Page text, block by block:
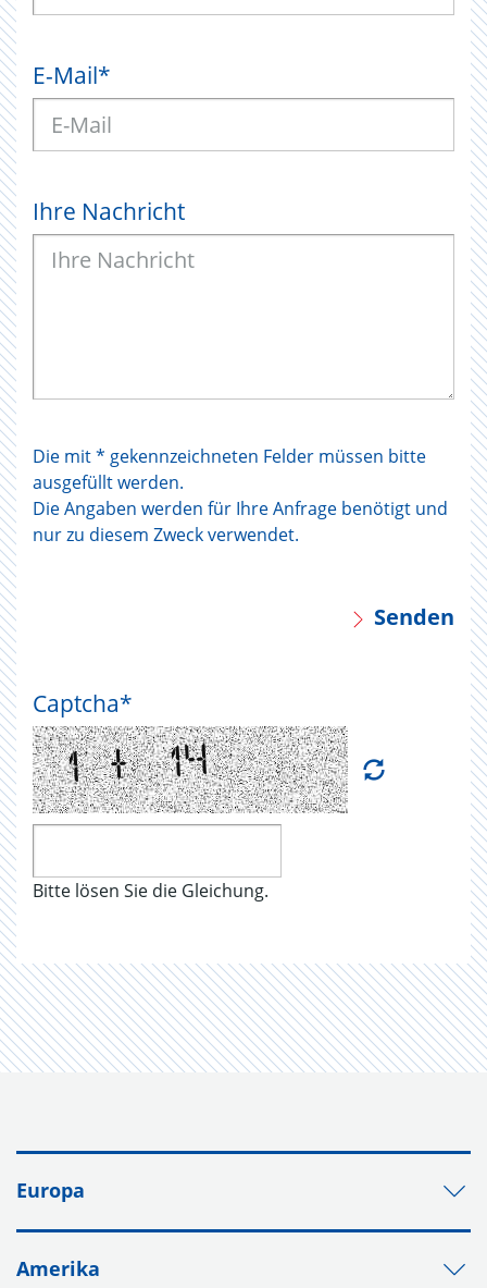
E-Mail*
Ihre Nachricht
Die mit * gekennzeichneten Felder müssen bitte
ausgefüllt werden.
Die Angaben werden für Ihre Anfrage benötigt und
nur zu diesem Zweck verwendet.
Senden
Captcha*
Bitte lösen Sie die Gleichung.
Europa
Amerika